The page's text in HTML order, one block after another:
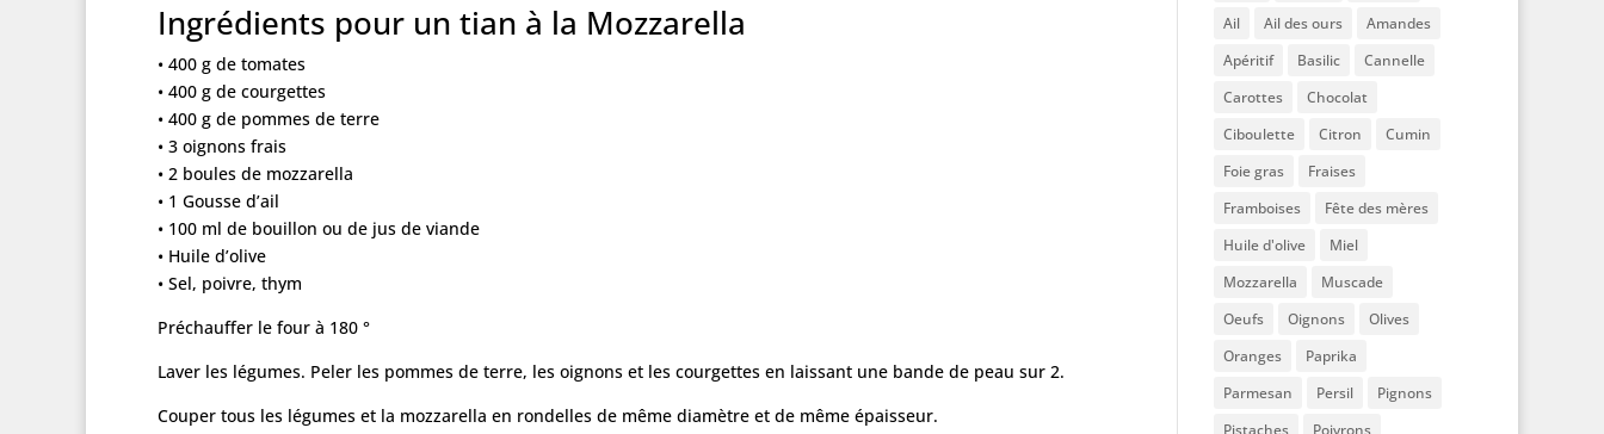
Ingrédients pour un tian à la Mozzarella
• 400 g de tomates
• 400 g de courgettes
• 400 g de pommes de terre
• 3 oignons frais
• 2 boules de mozzarella
• 1 Gousse d’ail
• 100 ml de bouillon ou de jus de viande
• Huile d’olive
• Sel, poivre, thym
Préchauffer le four à 180 °
Laver les légumes. Peler les pommes de terre, les oignons et les courgettes en laissant une bande de peau sur 2.
Couper tous les légumes et la mozzarella en rondelles de même diamètre et de même épaisseur.
Ail
Ail des ours
Amandes
Apéritif
Basilic
Cannelle
Carottes
Chocolat
Ciboulette
Citron
Cumin
Foie gras
Fraises
Framboises
Fête des mères
Huile d'olive
Miel
Mozzarella
Muscade
Oeufs
Oignons
Olives
Oranges
Paprika
Parmesan
Persil
Pignons
Pistaches
Poivrons